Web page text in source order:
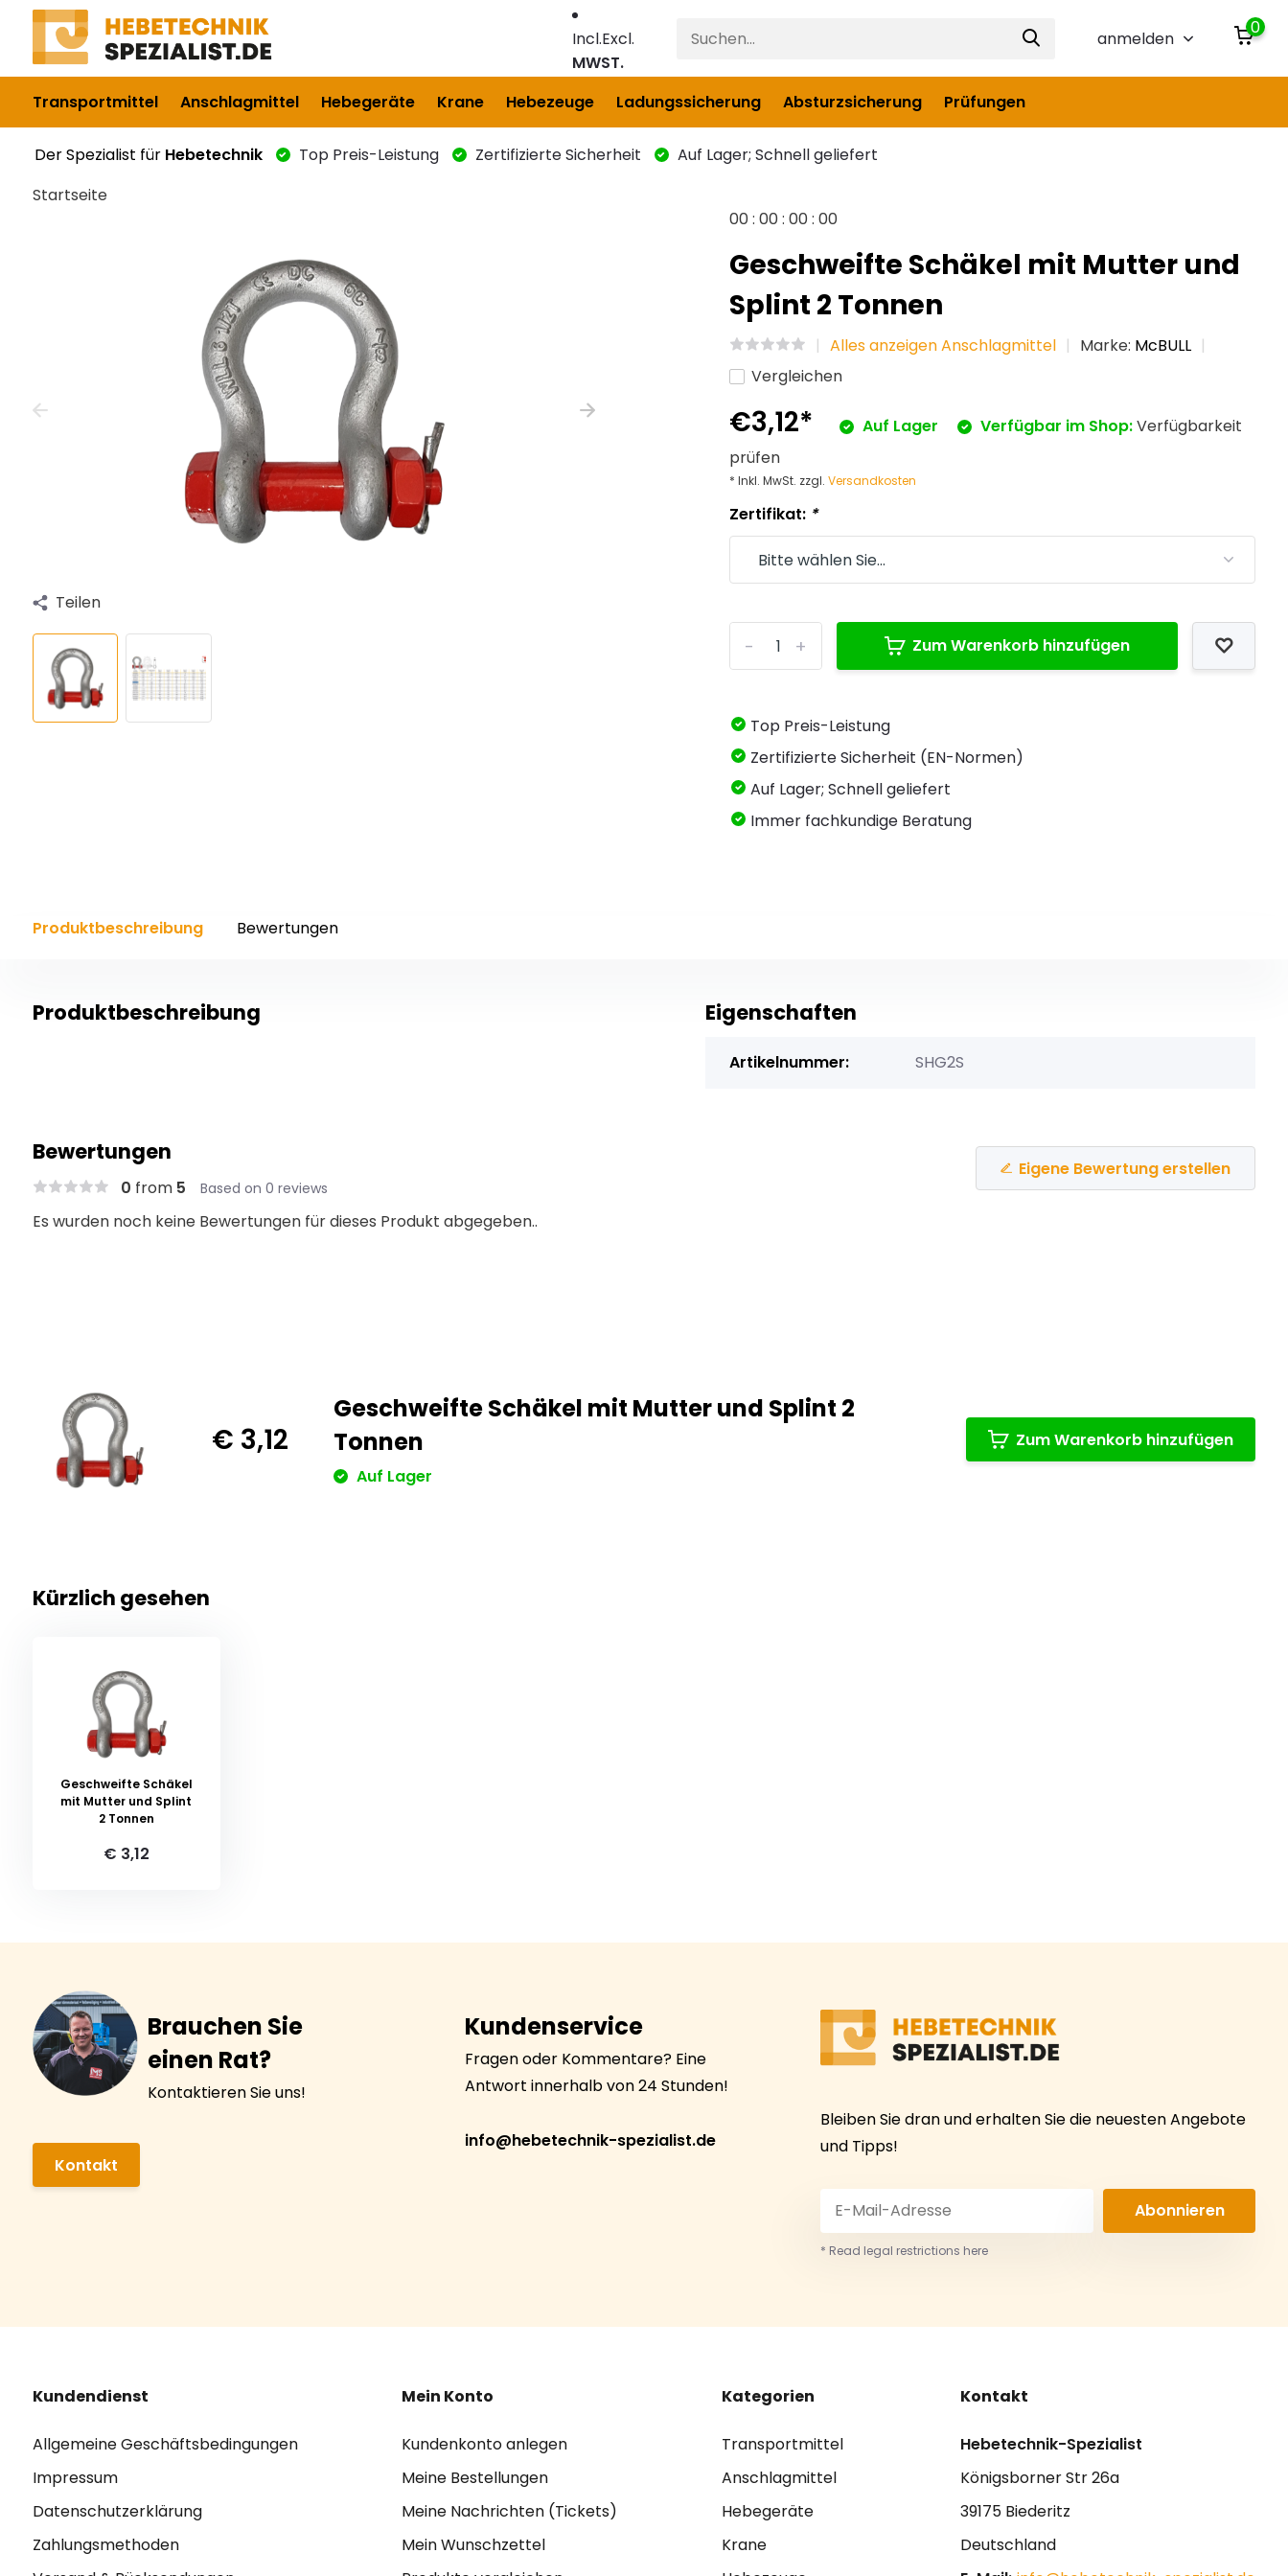
Incl.Excl.
MWST.
anmelden
0
Transportmittel Anschlagmittel Hebegeräte Krane Hebezeuge Ladungssicherung Absturzsicherung Prüfungen
Der Spezialist für Hebetechnik Top Preis-Leistung Zertifizierte Sicherheit
Auf Lager; Schnell geliefert
Startseite
Teilen
00:00:00:00
Geschweifte Schäkel mit Mutter und
Splint 2 Tonnen
Alles anzeigen Anschlagmittel Marke: McBULL
Vergleichen
€3,12* Auf Lager Verfügbar im Shop:Verfügbarkeit
prüfen
* Inkl. MwSt. zzgl.Versandkosten
Zertifikat: *
+
- Zum Warenkorb hinzufügen
Top Preis-Leistung
Zertifizierte Sicherheit (EN-Normen)
Auf Lager; Schnell geliefert
Immer fachkundige Beratung
Produktbeschreibung Bewertungen
Produktbeschreibung Eigenschaften
Artikelnummer: SHG2S
Bewertungen
0 from 5 Based on 0 reviews
Eigene Bewertung erstellen
Es wurden noch keine Bewertungen für dieses Produkt abgegeben..
€ 3,12
Geschweifte Schäkel mit Mutter und Splint 2
Tonnen
Auf Lager
Zum Warenkorb hinzufügen
Kürzlich gesehen
Geschweifte Schäkel
mit Mutter und Splint
2 Tonnen
€ 3,12
Brauchen Sie
einen Rat?
Kontaktieren Sie uns!
Kontakt
Kundenservice
Fragen oder Kommentare? Eine
Antwort innerhalb von 24 Stunden!
info@hebetechnik-spezialist.de
Bleiben Sie dran und erhalten Sie die neuesten Angebote
und Tipps!
Abonnieren
* Read legal restrictions here
Kundendienst
Allgemeine Geschäftsbedingungen
Impressum
Datenschutzerklärung
Zahlungsmethoden
Mein Konto
Kundenkonto anlegen
Meine Bestellungen
Meine Nachrichten (Tickets)
Mein Wunschzettel
Kategorien
Transportmittel
Anschlagmittel
Hebegeräte
Krane
Kontakt
Hebetechnik-Spezialist
Königsborner Str 26a
39175 Biederitz
Deutschland